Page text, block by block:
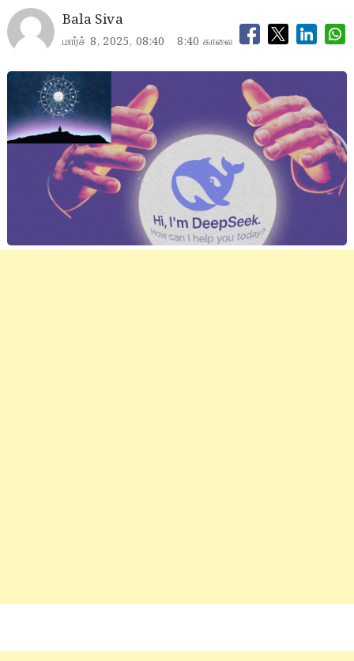
Bala Siva
மார்ச் 8, 2025, 08:40 8:40 காலை